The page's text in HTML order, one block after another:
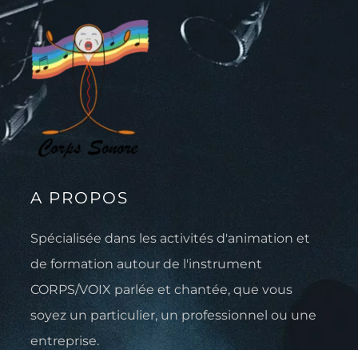
A PROPOS
Spécialisée dans les activités d'animation et
de formation autour de l'instrument
CORPS/VOIX parlée et chantée, que vous
soyez un particulier, un professionnel ou une
entreprise.